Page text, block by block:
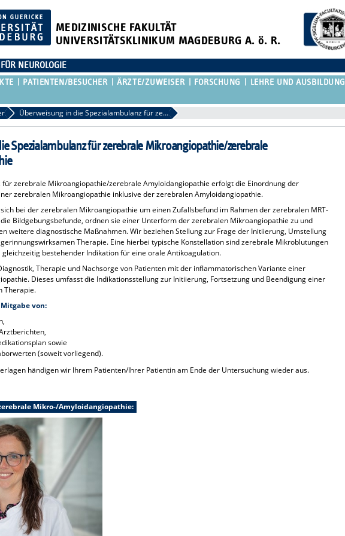
MEDIZINISCHE FAKULTÄT
UNIVERSITÄTSKLINIKUM MAGDEBURG A. ö. R.
NEUROLOGIE
PATIENTEN/BESUCHER ÄRZTE/ZUWEISER FORSCHUNG LEHRE UND AUSBILDUNG
Überweisung in die Spezialambulanz für zerebrale Mikroangiopathie/zerebrale Amyloidangiopathie
Spezialambulanz für zerebrale Mikroangiopathie/zerebrale
für zerebrale Mikroangiopathie/zerebrale Amyloidangiopathie erfolgt die Einordnung der
zerebralen Mikroangiopathie inklusive der zerebralen Amyloidangiopathie.
bei der zerebralen Mikroangiopathie um einen Zufallsbefund im Rahmen der zerebralen MRT-
Bildgebungsbefunde, ordnen sie einer Unterform der zerebralen Mikroangiopathie zu und
weitere diagnostische Maßnahmen. Wir beziehen Stellung zur Frage der Initiierung, Umstellung
Therapie. Eine hierbei typische Konstellation sind zerebrale Mikroblutungen
bestehender Indikation für eine orale Antikoagulation.
Therapie und Nachsorge von Patienten mit der inflammatorischen Variante einer
Dieses umfasst die Indikationsstellung zur Initiierung, Fortsetzung und Beendigung einer
Therapie.
von:
sowie
(soweit vorliegend).
händigen wir Ihrem Patienten/Ihrer Patientin am Ende der Untersuchung wieder aus.
Mikro-/Amyloidangiopathie: